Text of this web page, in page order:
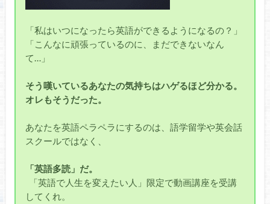
「私はいつになったら英語ができるようになるの？」
「こんなに頑張っているのに、まだできないなん
て…」
そう嘆いているあなたの気持ちはハゲるほど分かる。
オレもそうだった。
あなたを英語ペラペラにするのは、語学留学や英会話
スクールではなく、
「英語多読」だ。
「英語で人生を変えたい人」限定で動画講座を受講
してくれ。